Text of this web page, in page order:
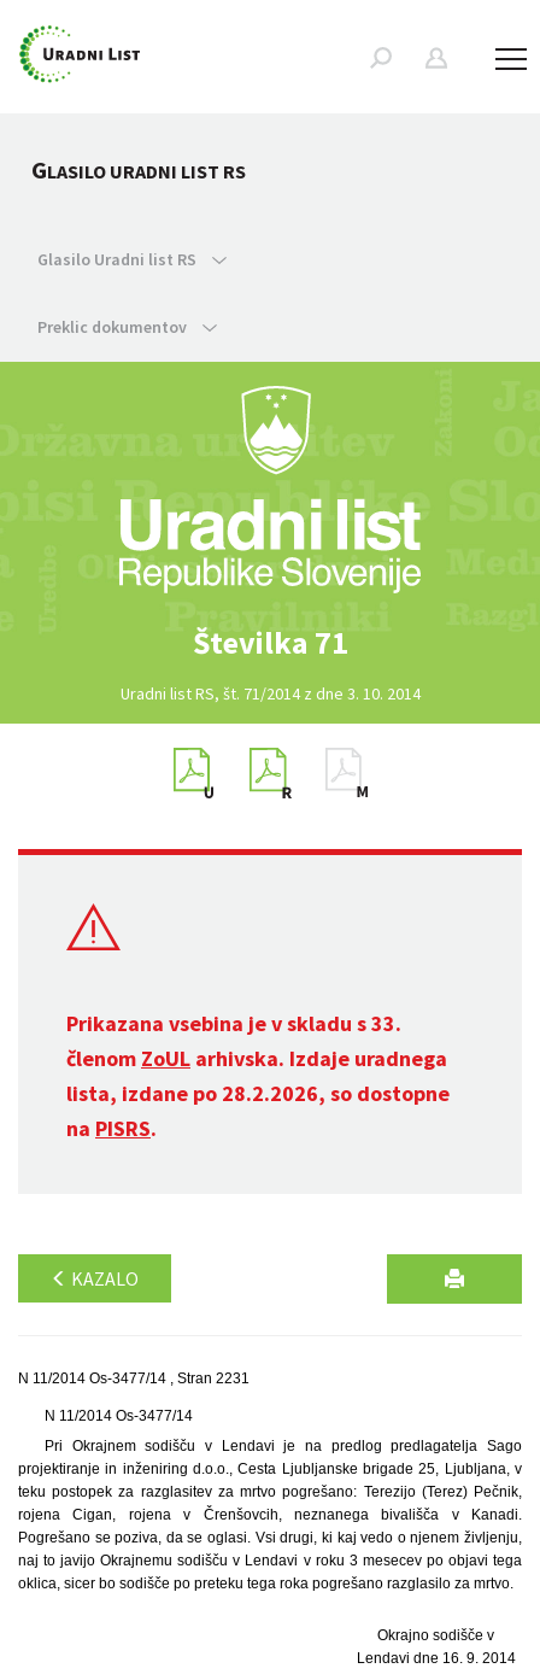
GLASILO URADNI LIST RS
Glasilo Uradni list RS
Preklic dokumentov
Številka 71
Uradni list RS, št. 71/2014 z dne 3. 10. 2014
Prikazana vsebina je v skladu s 33.
členom ZoUL arhivska. Izdaje uradnega
lista, izdane po 28.2.2026, so dostopne
na PISRS.
KAZALO
N 11/2014 Os-3477/14 , Stran 2231
N 11/2014 Os-3477/14
Pri Okrajnem sodišču v Lendavi je na predlog predlagatelja Sago
projektiranje in inženiring d.o.o., Cesta Ljubljanske brigade 25, Ljubljana, v
teku postopek za razglasitev za mrtvo pogrešano: Terezijo (Terez) Pečnik,
rojena Cigan, rojena v Črenšovcih, neznanega bivališča v Kanadi.
Pogrešano se poziva, da se oglasi. Vsi drugi, ki kaj vedo o njenem življenju,
naj to javijo Okrajnemu sodišču v Lendavi v roku 3 mesecev po objavi tega
oklica, sicer bo sodišče po preteku tega roka pogrešano razglasilo za mrtvo.
Okrajno sodišče v
Lendavi dne 16. 9. 2014